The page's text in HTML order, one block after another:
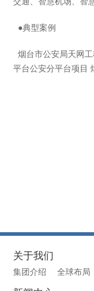
●典型案例
烟台市公安局天网
平台公安分平台项目
关于我们
集团介绍 全球布局